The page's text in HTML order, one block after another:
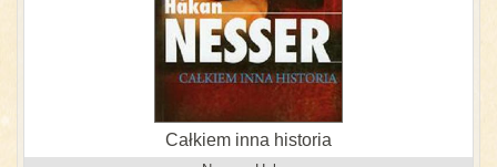
Całkiem inna historia